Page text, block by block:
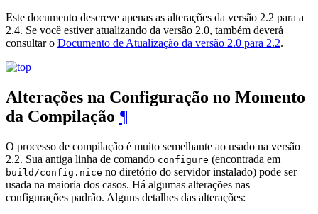
Este documento descreve apenas as alterações da versão 2.2 para a
2.4. Se você estiver atualizando da versão 2.0, também deverá
consultar o Documento de Atualização da versão 2.0 para 2.2.
Alterações na Configuração no Momento
da Compilação ¶
O processo de compilação é muito semelhante ao usado na versão
2.2. Sua antiga linha de comando configure (encontrada em
build/config.nice no diretório do servidor instalado) pode ser
usada na maioria dos casos. Há algumas alterações nas
configurações padrão. Alguns detalhes das alterações: